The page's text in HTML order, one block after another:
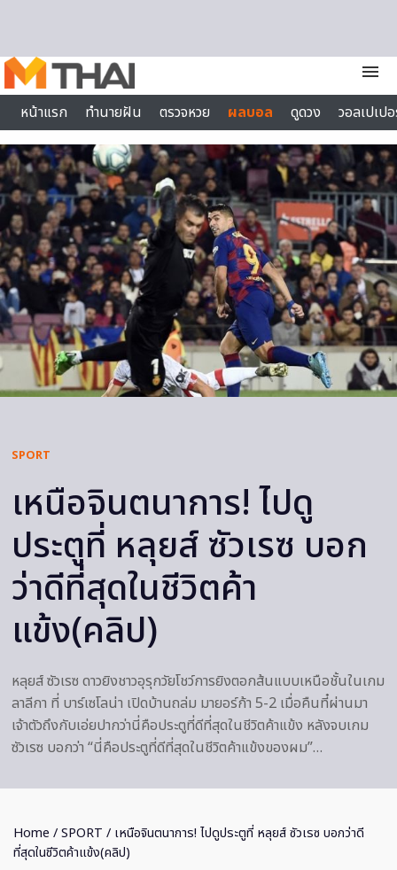
menu
หน้าแรก
ทำนายฝัน ตรวจหวย ผลบอล ดูดวง
วอลเปเป
ไลฟ์สไตล์
SPORT
เหนือจินตนาการ! ไปดู
ประตูที่ หลุยส์ ซัวเรซ บอก
ว่าดีที่สุดในชีวิตค้า
แข้ง(คลิป)
หลุยส์ ซัวเรซ ดาวยิงชาวอุรุกวัยโชว์การยิงตอกส้นแบบเหนือชั้นในเกม
ลาลีกา ที่ บาร์เซโลน่า เปิดบ้านถล่ม มายอร์ก้า 5-2 เมื่อคืนที๋ผ่านมา
เจ้าตัวถึงกับเอ่ยปากว่านี่คือประตูที่ดีที่สุดในชีวิตค้าแข้ง หลังจบเกม
ซัวเรซ บอกว่า “นี่คือประตูที่ดีที่สุดในชีวิตค้าแข้งของผม”…
Home /SPORT / เหนือจินตนาการ! ไปดูประตูที่ หลุยส์ ซัวเรซ บอกว่าดี
ที่สุดในชีวิตค้าแข้ง(คลิป)